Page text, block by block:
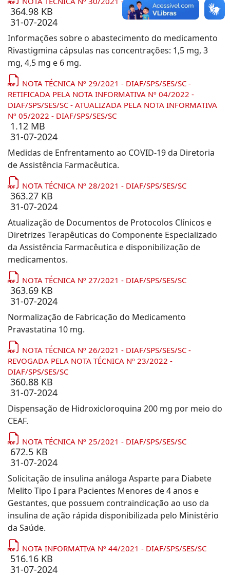
364.98 KB
31-07-2024
Informações sobre o abastecimento do medicamento
Rivastigmina cápsulas nas concentrações: 1,5 mg, 3
mg, 4,5 mg e 6 mg.
NOTA TÉCNICA Nº 29/2021 - DIAF/SPS/SES/SC -
RETIFICADA PELA NOTA INFORMATIVA Nº 04/2022 -
DIAF/SPS/SES/SC - ATUALIZADA PELA NOTA INFORMATIVA
Nº 05/2022 - DIAF/SPS/SES/SC
1.12 MB
31-07-2024
Medidas de Enfrentamento ao COVID-19 da Diretoria
de Assistência Farmacêutica.
NOTA TÉCNICA Nº 28/2021 - DIAF/SPS/SES/SC
363.27 KB
31-07-2024
Atualização de Documentos de Protocolos Clínicos e
Diretrizes Terapêuticas do Componente Especializado
da Assistência Farmacêutica e disponibilização de
medicamentos.
NOTA TÉCNICA Nº 27/2021 - DIAF/SPS/SES/SC
363.69 KB
31-07-2024
Normalização de Fabricação do Medicamento
Pravastatina 10 mg.
NOTA TÉCNICA Nº 26/2021 - DIAF/SPS/SES/SC -
REVOGADA PELA NOTA TÉCNICA Nº 23/2022 -
DIAF/SPS/SES/SC
360.88 KB
31-07-2024
Dispensação de Hidroxicloroquina 200 mg por meio do
CEAF.
NOTA TÉCNICA Nº 25/2021 - DIAF/SPS/SES/SC
672.5 KB
31-07-2024
Solicitação de insulina análoga Asparte para Diabete
Melito Tipo I para Pacientes Menores de 4 anos e
Gestantes, que possuem contraindicação ao uso da
insulina de ação rápida disponibilizada pelo Ministério
da Saúde.
NOTA INFORMATIVA Nº 44/2021 - DIAF/SPS/SES/SC
516.16 KB
31-07-2024